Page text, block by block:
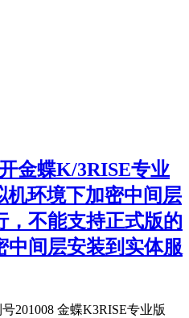
金蝶K/3RISE专业
机环境下加密中间层
，不能支持正式版的
中间层安装到实体服
201008 金蝶K3RISE专业版